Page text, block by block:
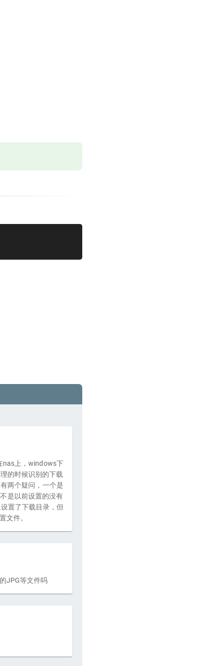
nas上，windows下
的时候识别的下载
两个疑问，一个是
是以前设置的没有
置了下载目录，但
文件。
JPG等文件吗